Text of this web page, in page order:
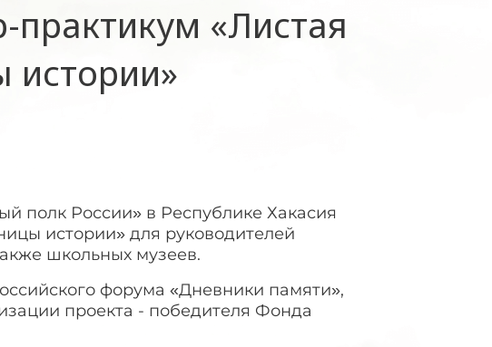
практикум «Листая
истории»
полк России» в Республике Хакасия
истории» для руководителей
школьных музеев.
форума «Дневники памяти»,
проекта - победителя Фонда